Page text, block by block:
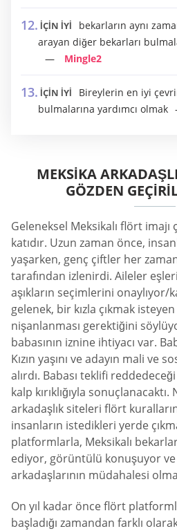
İÇİN İYİ
bekarların aynı
arayan diğer bekarları
Mingle2
İÇİN İYİ
Bireylerin en iyi
bulmalarına yardımcı olmak
MEKSIKA
GÖZDEN
Geleneksel Meksikalı flört imajı
katıdır. Uzun zaman önce,
yaşarken, genç çiftler her
tarafından izlenirdi. Aileler
aşıkların seçimlerini
gelenek, bir kızla çıkmak
nişanlanması gerektiğini
babasının iznine ihtiyacı var.
Kızın yaşını ve adayın mali ve
alırdı. Babası teklifi
kalp kırıklığıyla sonuçlanacaktı.
arkadaşlık siteleri flört
insanların istedikleri yerde
platformlarla, Meksikalı
ediyor, görüntülü konuşuyor
arkadaşlarının müdahalesi
On yıl kadar önce flört
başladığı zamandan farklı